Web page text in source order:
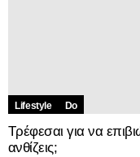
Lifestyle Do
Τρέφεσαι για να
ανθίζεις;